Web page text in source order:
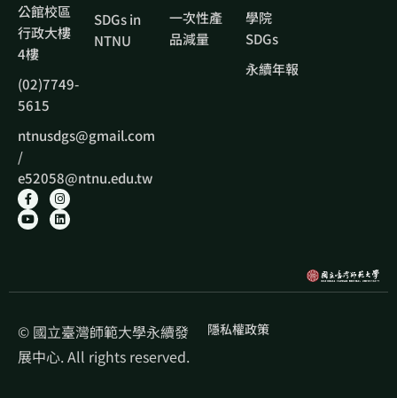
公館校區
行政大樓
4樓
(02)7749-
5615
ntnusdgs@gmail.com
/
e52058@ntnu.edu.tw
SDGs in
NTNU
一次性產
品減量
學院
SDGs
永續年報
© 國立臺灣師範大學永續發
展中心. All rights reserved.
隱私權政策